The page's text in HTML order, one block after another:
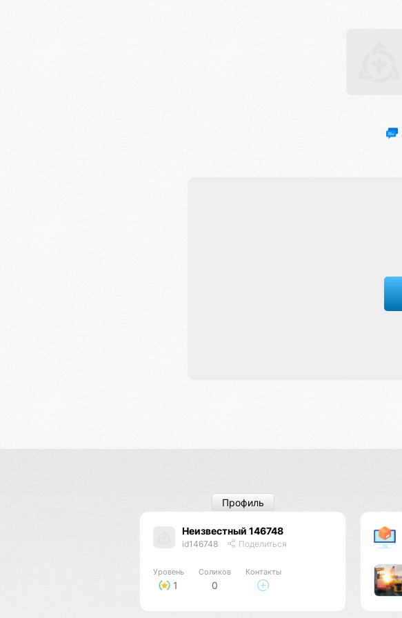
Неизвестный 146748
id146748 Поделиться
Уровень
1
Соликов
0
Контакты
Профиль